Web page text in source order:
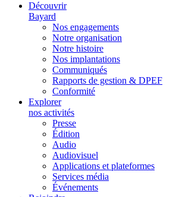
Découvrir
Bayard
Nos engagements
Notre organisation
Notre histoire
Nos implantations
Communiqués
Rapports de gestion & DPEF
Conformité
Explorer
nos activités
Presse
Édition
Audio
Audiovisuel
Applications et plateformes
Services média
Événements